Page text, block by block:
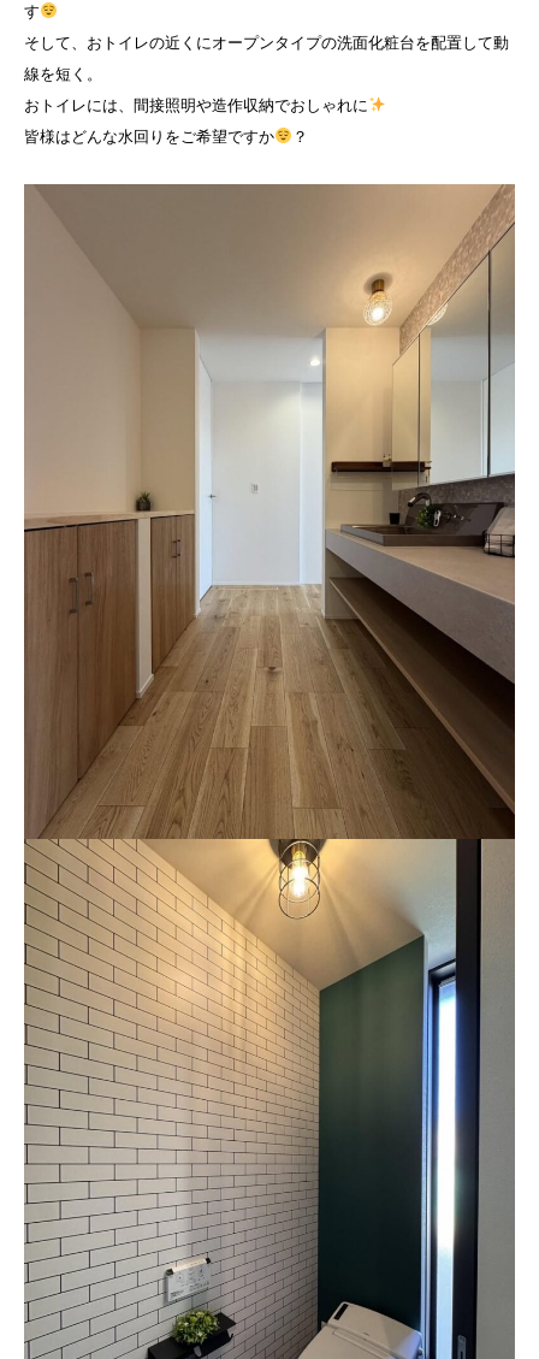
す
そして、おトイレの近くにオープンタイプの洗面化粧台を配置して動
線を短く。
おトイレには、間接照明や造作収納でおしゃれに
皆様はどんな水回りをご希望ですか
？